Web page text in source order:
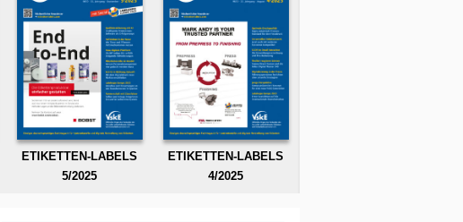
ETIKETTEN-LABELS
5/2025
ETIKETTEN-LABELS
4/2025